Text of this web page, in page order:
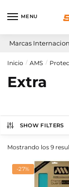
MENU
Marcas
Inicio / AMS /
Extra
SHOW FILTERS
Mostrando los 9
-27%